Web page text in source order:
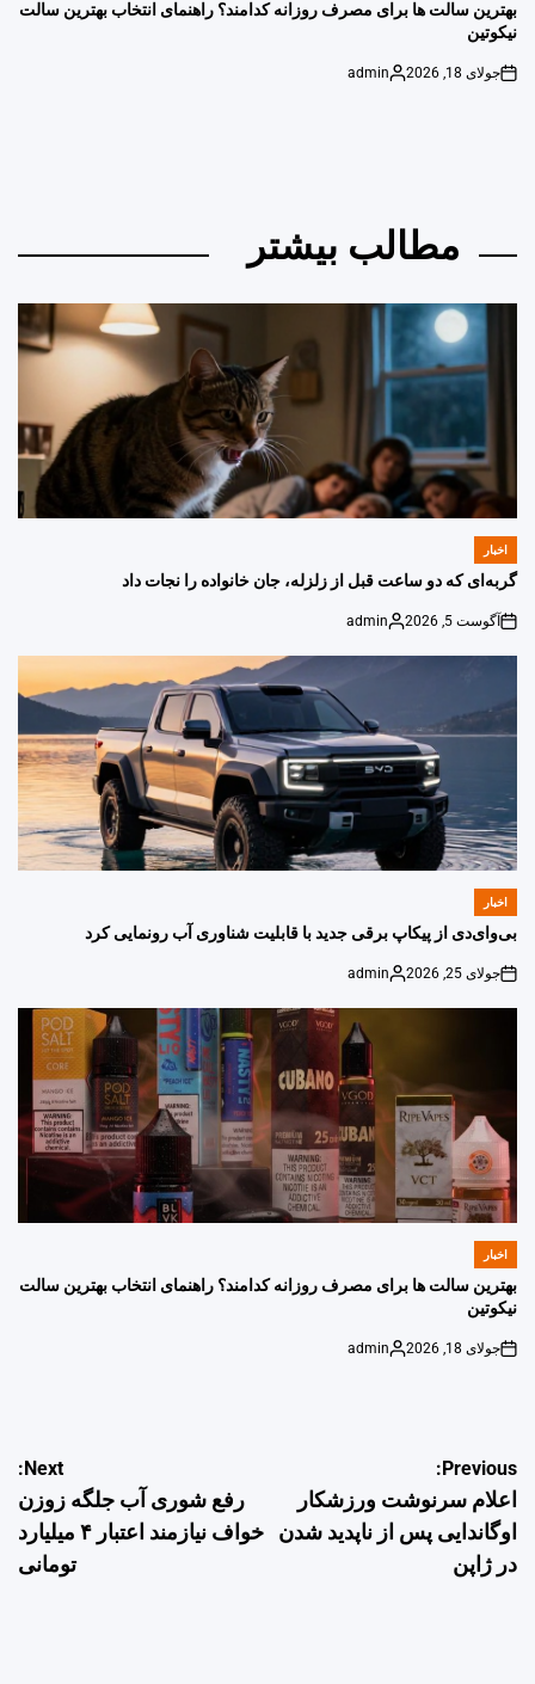
بهترین سالت ها برای مصرف روزانه کدامند؟ راهنمای انتخاب بهترین سالت
نیکوتین
on
جولای 18, 2026
Posted
admin
مطالب بیشتر
POSTED
IN
اخبار
گربه‌ای که دو ساعت قبل از زلزله، جان خانواده را نجات داد
on
آگوست 5, 2026
Posted
admin
POSTED
اخبار
بی‌وای‌دی از پیکاپ برقی جدید با قابلیت شناوری آب رونمایی کرد
on
جولای 25, 2026
Posted
admin
POSTED
اخبار
بهترین سالت ها برای مصرف روزانه کدامند؟ راهنمای انتخاب بهترین سالت
نیکوتین
on
جولای 18, 2026
Posted
admin
راهبری
نوشته
Previous:
اعلام سرنوشت ورزشکار
اوگاندایی پس از ناپدید شدن
در ژاپن
Next:
رفع شوری آب جلگه زوزن
خواف نیازمند اعتبار ۴ میلیارد
تومانی